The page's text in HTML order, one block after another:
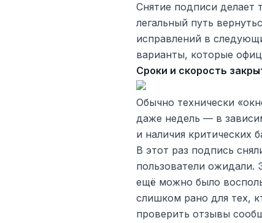
Снятие подписи делает
легальный путь
исправлений в
варианты, которые
Сроки и скорость
Обычно технически
даже недель — в
и наличия критических
В этот раз подпись
пользователи ожидали.
ещё можно было
слишком рано для тех,
проверить отзывы